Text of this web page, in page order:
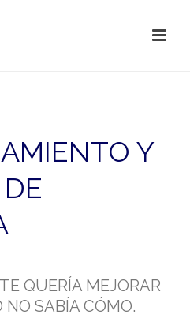
Y
QUERÍA MEJORAR
NO SABÍA CÓMO.